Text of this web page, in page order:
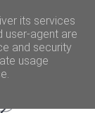
its services
user-agent are
and security
usage